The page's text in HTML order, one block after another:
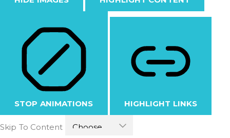
STOP ANIMATIONS HIGHLIGHT LINKS
Skip To Content